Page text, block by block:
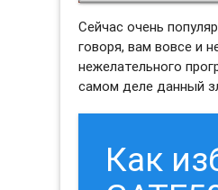
Сейчас очень
говоря, вам вовсе и
нежелательного
самом деле данный
Как